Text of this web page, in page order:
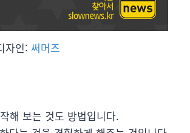
자인:써머즈
해 보는 것도 방법입니다.